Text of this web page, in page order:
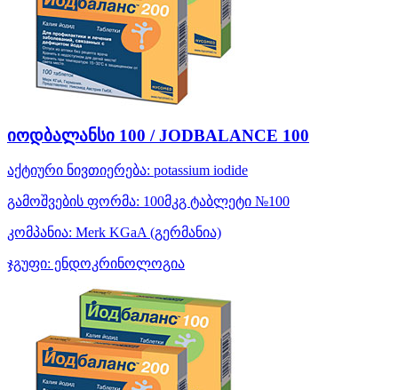
იოდბალანსი 100 / JODBALANCE 100
აქტიური ნივთიერება: potassium iodide
გამოშვების ფორმა: 100მკგ ტაბლეტი №100
კომპანია: Merk KGaA (გერმანია)
ჯგუფი: ენდოკრინოლოგია